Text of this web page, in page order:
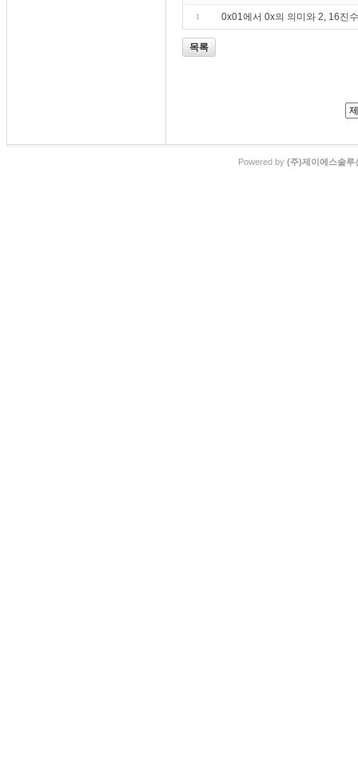
1 0x01에서 0x의 의미와 2, 16진
목록
Powered by (주)제이에스솔루